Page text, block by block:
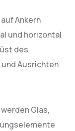
Ankern
und horizontal
des
Ausrichten
Glas,